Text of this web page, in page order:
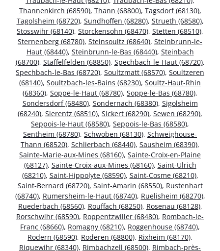
Thannenkirch (68590), Thann (68800), Tagsdorf (68130),
Tagolsheim (68720), Sundhoffen (68280), Strueth (68580),
Stosswihr (68140), Storckensohn (68470), Stetten (68510),
Sternenberg (68780), Steinsoultz (68640), Steinbrunn-le-
Haut (68440), Steinbrunn-le-Bas (68440), Steinbach
(68700), Staffelfelden (68850), Spechbach-le-Haut (68720),
Spechbach-le-Bas (68720), Soultzmatt (68570), Soultzeren
(68140), Soultzbach-les-Bains (68230), Soultz-Haut-Rhin
(68360), Soppe-le-Haut (68780), Soppe-le-Bas (68780),
Sondersdorf (68480), Sondernach (68380), Sigolsheim
(68240), Sierentz (68510), Sickert (68290), Sewen (68290),
Seppois-le-Haut (68580), Seppois-le-Bas (68580),
Sentheim (68780), Schwoben (68130), Schweighouse-
Thann (68520), Schlierbach (68440), Sausheim (68390),
Sainte-Marie-aux-Mines (68160), Sainte-Croix-en-Plaine
(68127), Sainte-Croix-aux-Mines (68160), Saint-Ulrich
(68210), Saint-Hippolyte (68590), Saint-Cosme (68210),
Saint-Bernard (68720), Saint-Amarin (68550), Rustenhart
(68740), Rumersheim-le-Haut (68740), Ruelisheim (68270),
Ruederbach (68560), Rouffach (68250), Rosenau (68128),
Rorschwihr (68590), Roppentzwiller (68480), Rombach-le-
Franc (68660), Romagny (68210), Roggenhouse (68740),
Rodern (68590), Roderen (68800), Rixheim (68170),
Riquewihr (68340), Rimbachzell (68500), Rimbach-près-